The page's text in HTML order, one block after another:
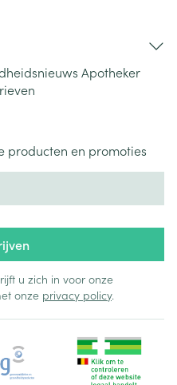
Apotheker
producten en promoties
u zich in voor onze
onze privacy policy.